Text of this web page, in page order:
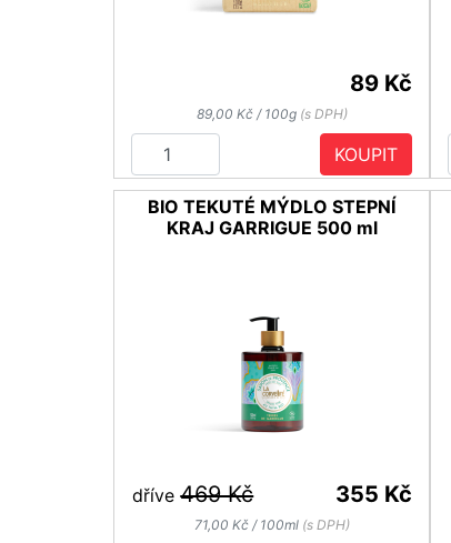
89 Kč
89,00 Kč / 100g (s DPH)
KOUPIT
BIO TEKUTÉ MÝDLO STEPNÍ
KRAJ GARRIGUE 500 ml
dříve 469 Kč 355 Kč
71,00 Kč / 100ml (s DPH)